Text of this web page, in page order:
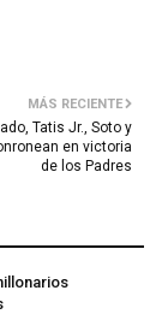
MÁS RECIENTE
Tatis Jr., Soto y
en victoria
de los Padres